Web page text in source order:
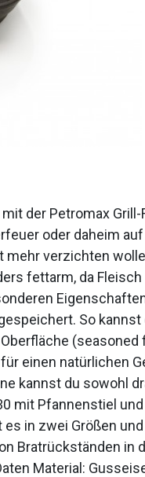
der Petromax
oder daheim
verzichten
fettarm, da
So
einen natürlichen
kannst du sowohl
mit Pfannenstiel
es in zwei Größen
Bratrückständen
Material: